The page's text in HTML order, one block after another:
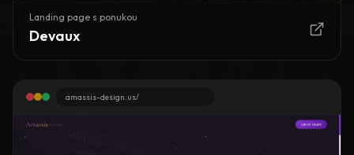
Landing page s ponukou
Devaux
amassis-design.us/